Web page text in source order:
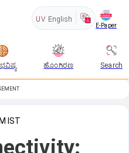
UV English
E-Paper
ಹೊಂಗಿರಣ Search
IST